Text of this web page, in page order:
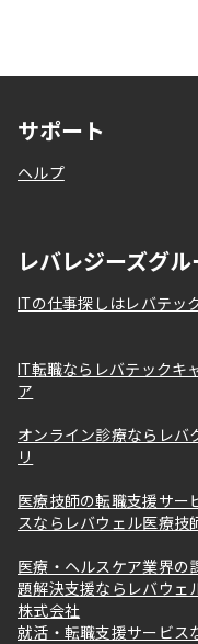
サポート
ヘルプ
レバレジーズグ
ITの仕事探しはレバテッ
IT転職ならレバテックキ
ア
オンライン診療ならレバ
リ
医療技師の転職支援サー
スならレバウェル医療技
医療・ヘルスケア業界の
題解決支援ならレバウェ
株式会社
就活・転職支援サービス